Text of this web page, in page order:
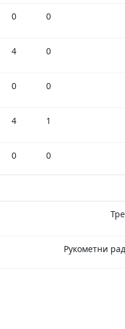
0 0
4 0
0 0
4 1
0 0
Рукометни